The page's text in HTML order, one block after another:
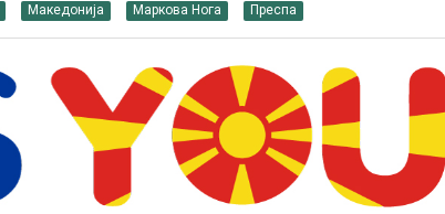
Македонија Маркова Нога Преспа